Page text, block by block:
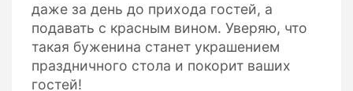
даже за день до прихода гостей, а
подавать с красным вином. Уверяю, что
такая буженина станет украшением
праздничного стола и покорит ваших
гостей!